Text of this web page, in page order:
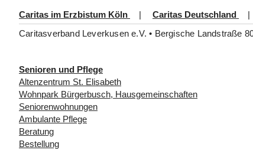
Caritas im Erzbistum Köln | Caritas Deutschland |
Caritasverband Leverkusen e.V. • Bergische Landstraße
Senioren und Pflege
Altenzentrum St. Elisabeth
Wohnpark Bürgerbusch, Hausgemeinschaften
Seniorenwohnungen
Ambulante Pflege
Beratung
Bestellung